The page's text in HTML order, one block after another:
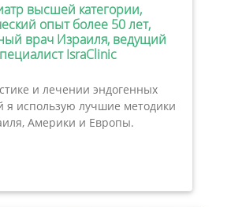
высшей категории,
опыт более 50 лет,
врач Израиля, ведущий
IsraClinic
и лечении эндогенных
я использую лучшие методики
Америки и Европы.